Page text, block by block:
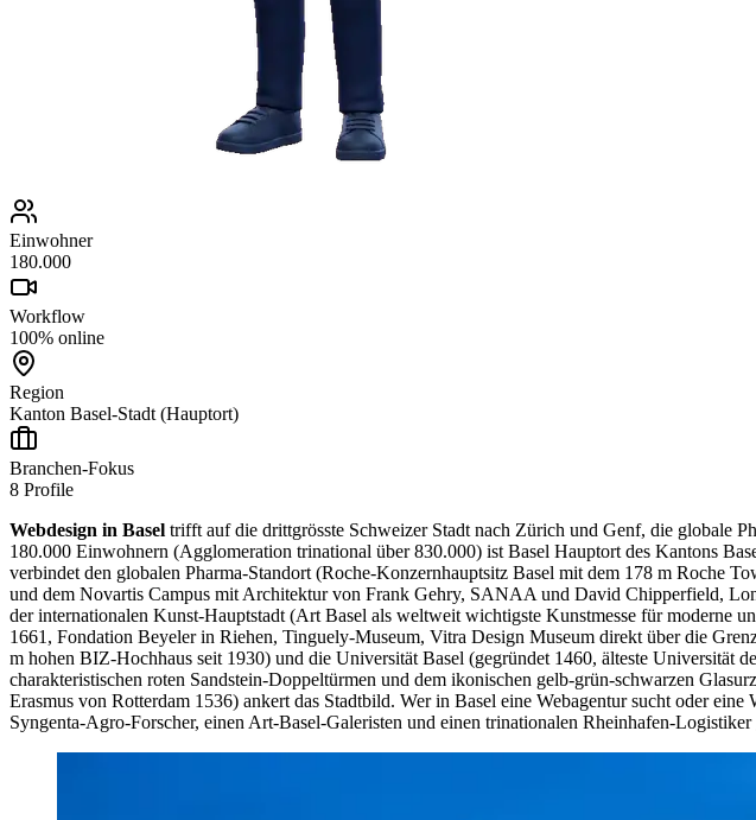
Einwohner
180.000
Workflow
100% online
Region
Kanton Basel-Stadt (Hauptort)
Branchen-Fokus
8 Profile
Webdesign in Basel trifft auf die drittgrösste Schweizer Stadt nach Zürich und Genf, die globale
180.000 Einwohnern (Agglomeration trinational über 830.000) ist Basel Hauptort des Kantons
verbindet den globalen Pharma-Standort (Roche-Konzernhauptsitz Basel mit dem 178 m Roche
und dem Novartis Campus mit Architektur von Frank Gehry, SANAA und David Chipperfield,
der internationalen Kunst-Hauptstadt (Art Basel als weltweit wichtigste Kunstmesse für moderne
1661, Fondation Beyeler in Riehen, Tinguely-Museum, Vitra Design Museum direkt über die
m hohen BIZ-Hochhaus seit 1930) und die Universität Basel (gegründet 1460, älteste Universität
charakteristischen roten Sandstein-Doppeltürmen und dem ikonischen gelb-grün-schwarzen
Erasmus von Rotterdam 1536) ankert das Stadtbild. Wer in Basel eine Webagentur sucht oder
Syngenta-Agro-Forscher, einen Art-Basel-Galeristen und einen trinationalen Rheinhafen-